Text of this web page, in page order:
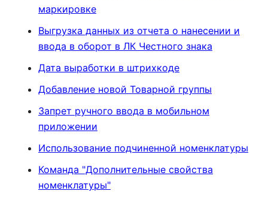
маркировке
Выгрузка данных из отчета о нанесении и
ввода в оборот в ЛК Честного знака
Дата выработки в штрихкоде
Добавление новой Товарной группы
Запрет ручного ввода в мобильном
приложении
Использование подчиненной номенклатуры
Команда "Дополнительные свойства
номенклатуры"